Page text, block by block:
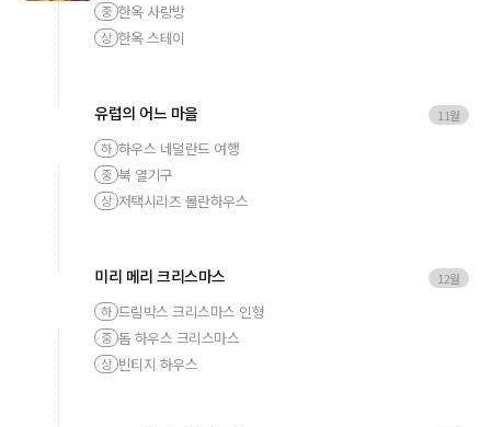
중 한옥 사랑방
상 한옥 스테이
유럽의 어느 마을
하 하우스 네덜란드 여행
중 북 열기구
상 저택시리즈 몰란하우스
11월
미리 메리 크리스마스
하 드림박스 크리스마스 인형
중 돔 하우스 크리스마스
상 빈티지 하우스
12월